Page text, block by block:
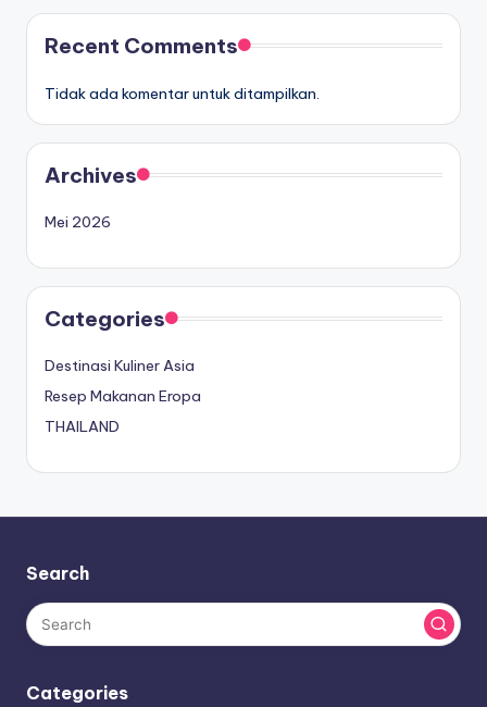
Recent Comments
Tidak ada komentar untuk ditampilkan.
Archives
Mei 2026
Categories
Destinasi Kuliner Asia
Resep Makanan Eropa
THAILAND
Search
Categories